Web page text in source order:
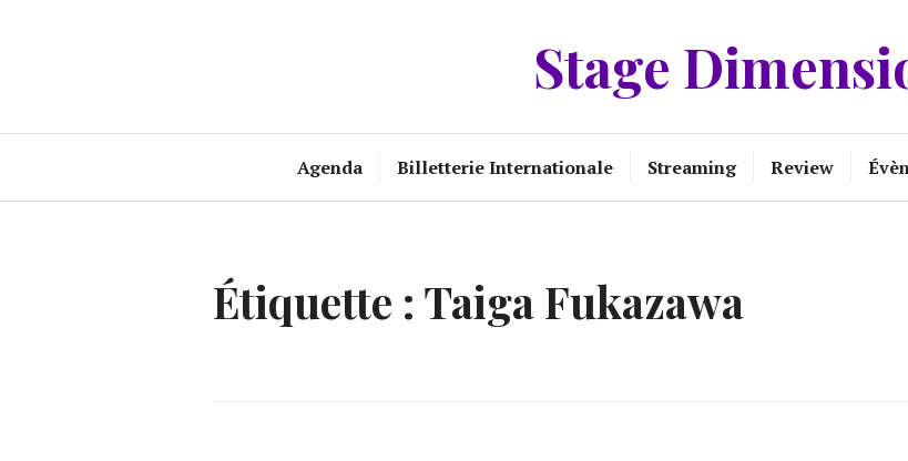
Stage
Agenda Billetterie Internationale Streaming Review
Étiquette : Taiga Fukazawa